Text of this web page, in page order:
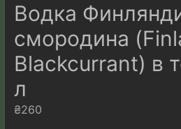
Водка
смородина
Blackcurrant) в
л
₴260